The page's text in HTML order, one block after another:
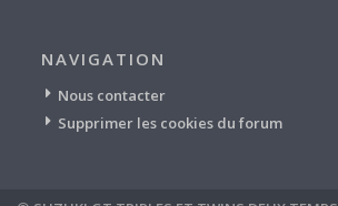
NAVIGATION
Nous contacter
Supprimer les cookies du forum